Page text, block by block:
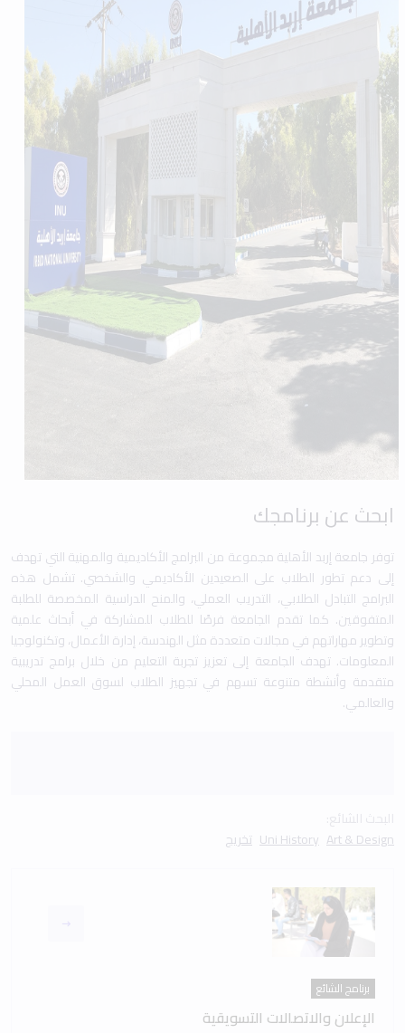
ابحث عن برنامجك
توفر جامعة إربد الأهلية مجموعة من البرامج الأكاديمية والمهنية التي تهدف
إلى دعم تطور الطلاب على الصعيدين الأكاديمي والشخصي. تشمل هذه
البرامج التبادل الطلابي، التدريب العملي، والمنح الدراسية المخصصة للطلبة
المتفوقين. كما تقدم الجامعة فرصًا للطلاب للمشاركة في أبحاث علمية
وتطوير مهاراتهم في مجالات متعددة مثل الهندسة، إدارة الأعمال، وتكنولوجيا
المعلومات. تهدف الجامعة إلى تعزيز تجربة التعليم من خلال برامج تدريبية
متقدمة وأنشطة متنوعة تسهم في تجهيز الطلاب لسوق العمل المحلي
والعالمي.
Art & Design
Uni History تخريج
برنامج الشائع
الإعلان والاتصالات التسويقية